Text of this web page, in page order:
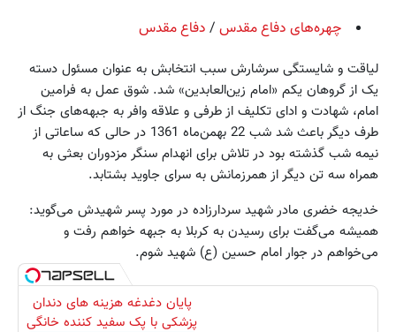
چهره‌های دفاع مقدس / دفاع مقدس
لیاقت و شایستگی سرشارش سبب انتخابش به عنوان مسئول دسته
یک از گروهان یکم «امام زین‌العابدین» شد. شوق عمل به فرامین
امام، شهادت و ادای تکلیف از طرفی و علاقه وافر به جبهه‌های جنگ از
طرف دیگر باعث شد شب 22 بهمن‌ماه 1361 در حالی که ساعاتی از
نیمه شب گذشته بود در تلاش برای انهدام سنگر مزدوران بعثی به
همراه سه تن دیگر از همرزمانش به سرای جاوید بشتابد.
خدیجه خضری مادر شهید سردارزاده در مورد پسر شهیدش می‌گوید:
همیشه می‌گفت برای رسیدن به کربلا به جبهه خواهم رفت و
می‌خواهم در جوار امام حسین (ع) شهید شوم.
پایان دغدغه هزینه های دندان
پزشکی با پک سفید کننده خانگی